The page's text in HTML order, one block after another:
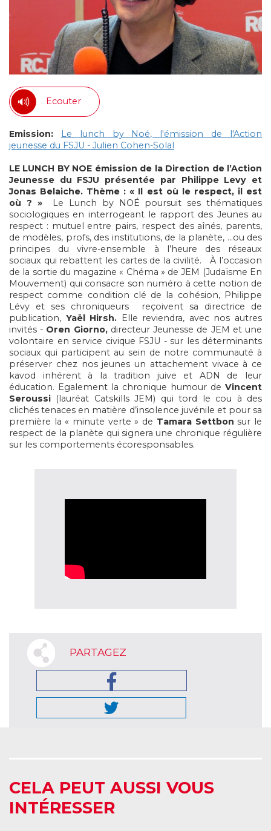
Ecouter
Emission:
Le lunch by Noé, l'émission de l'Action
jeunesse du FSJU - Julien Cohen-Solal
LE LUNCH BY NOE émission de la Direction de l’Action
Jeunesse du FSJU
présentée par Philippe Levy et
Jonas Belaiche. Thème : « Il est où le respect, il est
où ? »
Le Lunch by NOÉ poursuit ses thématiques
sociologiques en interrogeant le rapport des Jeunes au
respect : mutuel entre pairs, respect des aînés, parents,
de modèles, profs, des institutions, de la planète, …ou des
principes du vivre-ensemble à l’heure des réseaux
sociaux qui rebattent les cartes de la civilité.
À l’occasion
de la sortie du magazine « Chéma » de JEM (Judaïsme En
Mouvement) qui consacre son numéro à cette notion de
respect comme condition clé de la cohésion, Philippe
Lévy et ses chroniqueurs
reçoivent sa directrice de
publication, Yaël Hirsh. Elle reviendra, avec nos autres
invités - Oren Giorno, directeur Jeunesse de JEM et une
volontaire en service civique FSJU - sur les déterminants
sociaux qui participent au sein de notre communauté à
préserver chez nos jeunes un attachement vivace à ce
kavod inhérent à la tradition juive et ADN de leur
éducation. Egalement la chronique humour de Vincent
Seroussi (lauréat Catskills JEM) qui tord le cou à des
clichés tenaces en matière d’insolence juvénile et pour sa
première la « minute verte » de Tamara Settbon sur le
respect de la planète qui signera une chronique régulière
sur les comportements écoresponsables.
PARTAGEZ
CELA PEUT AUSSI VOUS
INTÉRESSER